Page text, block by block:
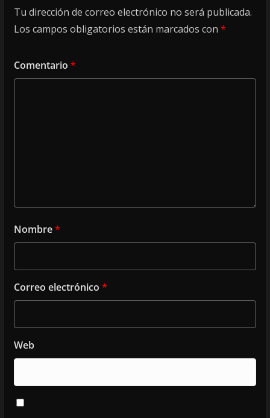
Tu dirección de correo electrónico no será publicada.
Los campos obligatorios están marcados con *
Comentario *
Nombre*
Correo electrónico *
Web